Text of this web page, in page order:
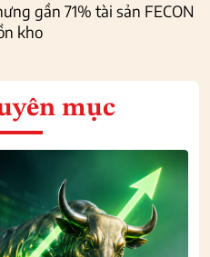
gần 71% tài sản FECON
kho
mục